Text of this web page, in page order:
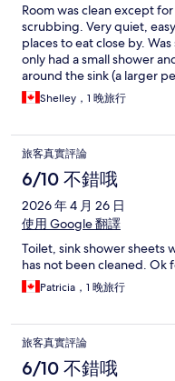
Room was clean except
scrubbing. Very quiet,
places to eat close by.
only had a small shower
around the sink (a larger
washroom so small)
Shelley，1 晚旅行
旅客真實評論
6/10 不錯哦
2026 年 4 月 26 日
使用 Google 翻譯
Toilet, sink shower sheets
has not been cleaned. Ok
Patricia，1 晚旅行
旅客真實評論
6/10 不錯哦